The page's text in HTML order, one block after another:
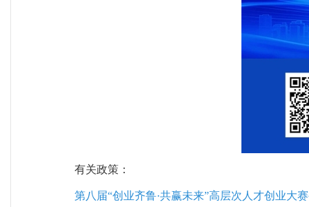
有关政策：
第八届“创业齐鲁·共赢未来”高层次人才创业大